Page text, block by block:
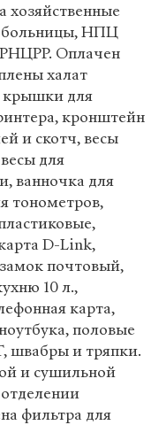
хозяйственные
больницы, НПЦ
Оплачен
халат
для
кронштейн
и скотч, весы
для
ванночка для
тонометров,
D-Link,
почтовый,
10 л.,
карта,
половые
швабры и тряпки.
и сушильной
фильтра для